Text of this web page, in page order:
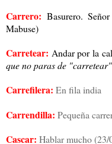
Carrero: Basurero.
Mabuse)
Carretear: Andar por la
que no paras de
Carrefilera: En fila india
Carrendilla: Pequeña
Cascar: Hablar mucho